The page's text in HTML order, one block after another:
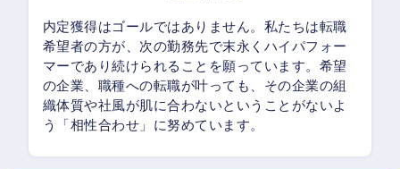
内定獲得はゴールではありません。私たちは転職
希望者の方が、次の勤務先で末永くハイパフォー
マーであり続けられることを願っています。希望
の企業、職種への転職が叶っても、その企業の組
織体質や社風が肌に合わないということがないよ
う「相性合わせ」に努めています。